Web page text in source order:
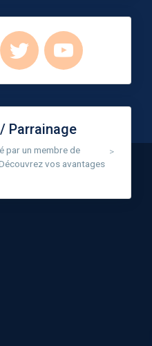
Parrainage
par un membre de
vos avantages